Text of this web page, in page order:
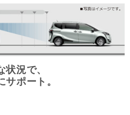
況で、
ポート。